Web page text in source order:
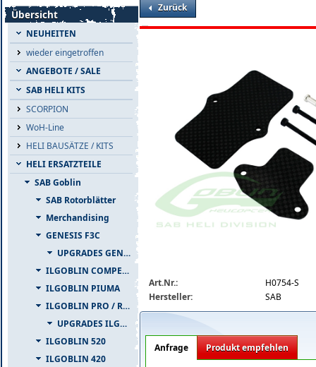
Übersicht
NEUHEITEN
wieder eingetroffen
ANGEBOTE / SALE
SAB HELI KITS
SCORPION
WoH-Line
HELI BAUSÄTZE / KITS
HELI ERSATZTEILE
SAB Goblin
SAB Rotorblätter
Merchandising
GENESIS F3C
UPGRADES GENESIS F3C
ILGOBLIN COMPETIZIONE
ILGOBLIN PIUMA
ILGOBLIN PRO / RAW 700
UPGRADES ILGOBLIN PRO / RAW 700
ILGOBLIN 520
ILGOBLIN 420
Zurück
Art.Nr.:
H0754-S
Hersteller:
SAB
Anfrage Produkt empfehlen